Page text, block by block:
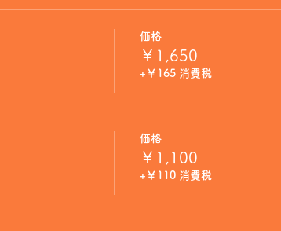
価格
￥1,650
+￥165 消費税
価格
￥1,100
+￥110 消費税